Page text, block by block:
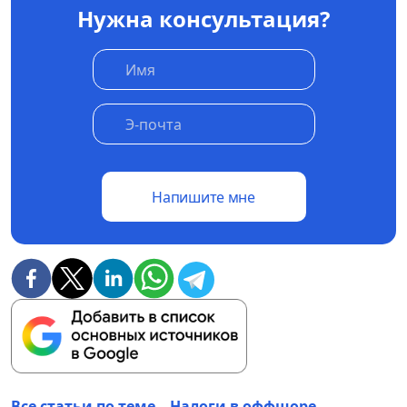
Нужна консультация?
Напишите мне